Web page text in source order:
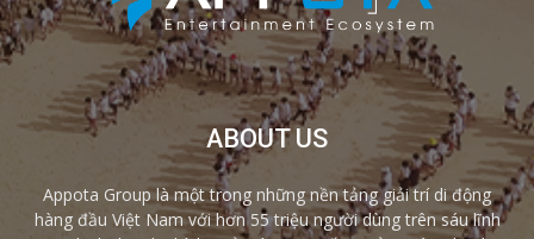
ABOUT US
Appota Group là một trong những nền tảng giải trí di động
hàng đầu Việt Nam với hơn 55 triệu người dùng trên sáu lĩnh